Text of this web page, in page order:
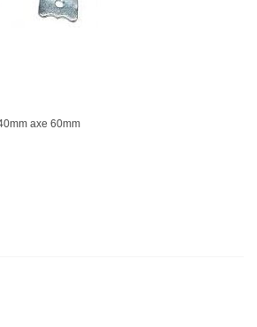
axe 60mm